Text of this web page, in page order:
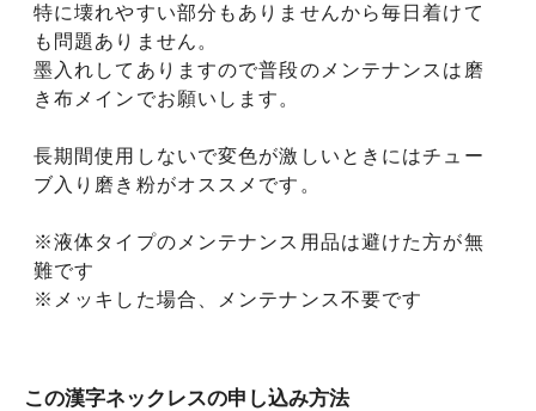
特に壊れやすい部分もありませんから毎日着けて
も問題ありません。
墨入れしてありますので普段のメンテナンスは磨
き布メインでお願いします。
長期間使用しないで変色が激しいときにはチュー
ブ入り磨き粉がオススメです。
※液体タイプのメンテナンス用品は避けた方が無
難です
※メッキした場合、メンテナンス不要です
この漢字ネックレスの申し込み方法